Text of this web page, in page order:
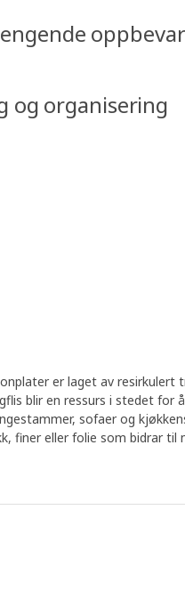
og organisering
er laget av resirkulert
blir en ressurs i stedet for
sofaer og
finer eller folie som bidrar til